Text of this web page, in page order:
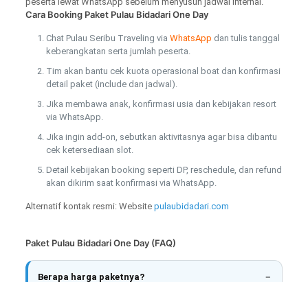
Cara Booking Paket Pulau Bidadari One Day
Chat Pulau Seribu Traveling via WhatsApp dan tulis tanggal
keberangkatan serta jumlah peserta.
Tim akan bantu cek kuota operasional boat dan konfirmasi
detail paket (include dan jadwal).
Jika membawa anak, konfirmasi usia dan kebijakan resort
via WhatsApp.
Jika ingin add-on, sebutkan aktivitasnya agar bisa dibantu
cek ketersediaan slot.
Detail kebijakan booking seperti DP, reschedule, dan refund
akan dikirim saat konfirmasi via WhatsApp.
Alternatif kontak resmi: Websitepulaubidadari.com
Paket Pulau Bidadari One Day (FAQ)
Berapa harga paketnya?